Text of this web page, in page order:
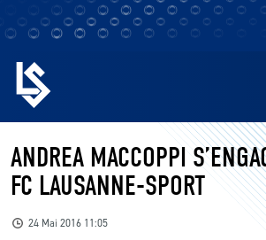
EQUIPES
BILLETTERIE
ANDREA MACCOPPI
FC LAUSANNE-SPORT
24 Mai 2016 11:05